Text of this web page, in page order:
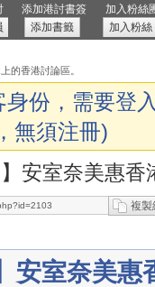
添加港討書簽
添加書籤
加入粉絲
加入粉絲
的香港討論區。
身份，需要登
無須注冊)
】安室奈美惠
複製
安室奈美